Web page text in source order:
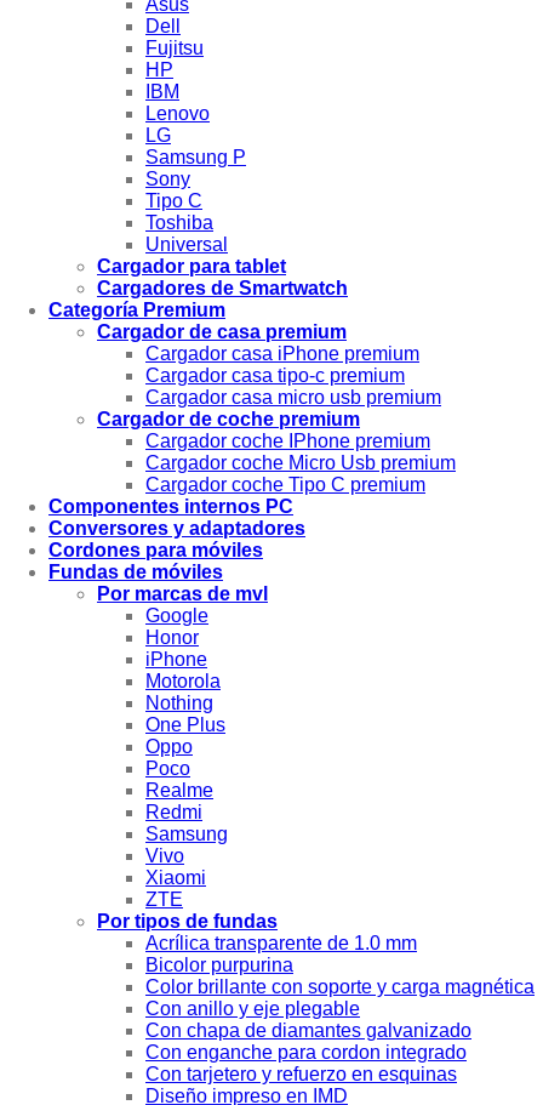
Dell
Fujitsu
HP
IBM
Lenovo
LG
Samsung P
Sony
Tipo C
Toshiba
Universal
Cargador para tablet
Cargadores de Smartwatch
Categoría Premium
Cargador de casa premium
Cargador casa iPhone premium
Cargador casa tipo-c premium
Cargador casa micro usb premium
Cargador de coche premium
Cargador coche IPhone premium
Cargador coche Micro Usb premium
Cargador coche Tipo C premium
Componentes internos PC
Conversores y adaptadores
Cordones para móviles
Fundas de móviles
Por marcas de mvl
Google
Honor
iPhone
Motorola
Nothing
One Plus
Oppo
Poco
Realme
Redmi
Samsung
Vivo
Xiaomi
ZTE
Por tipos de fundas
Acrílica transparente de 1.0 mm
Bicolor purpurina
Color brillante con soporte y carga magnética
Con anillo y eje plegable
Con chapa de diamantes galvanizado
Con enganche para cordon integrado
Con tarjetero y refuerzo en esquinas
Diseño impreso en IMD